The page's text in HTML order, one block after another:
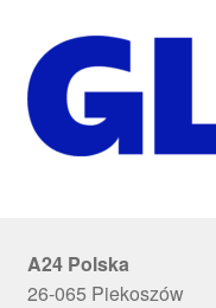
A24 Polska
26-065 Piekoszów